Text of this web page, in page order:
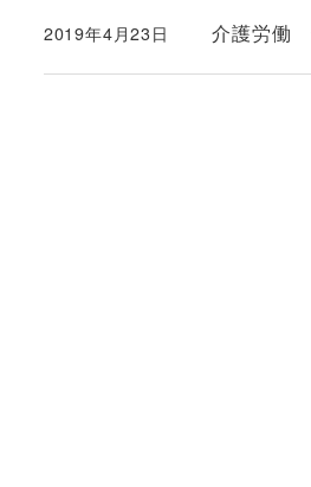
介護労働
投稿日
2019年4月23日